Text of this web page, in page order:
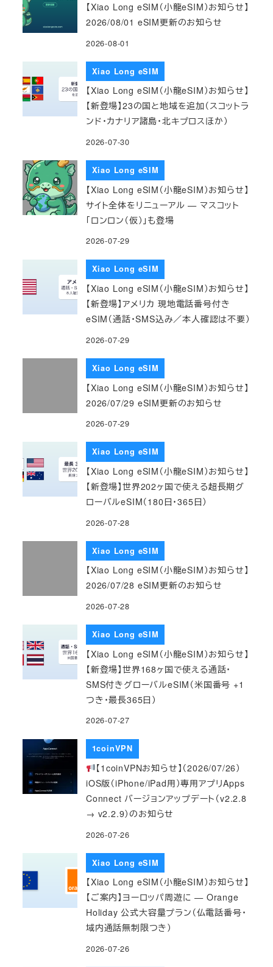
【Xiao Long eSIM（小龍eSIM）お知らせ】
2026/08/01 eSIM更新のお知らせ
2026-08-01
Xiao Long eSIM
【Xiao Long eSIM（小龍eSIM）お知らせ】
【新登場】23の国と地域を追加（スコットラ
ンド・カナリア諸島・北キプロスほか）
2026-07-30
Xiao Long eSIM
【Xiao Long eSIM（小龍eSIM）お知らせ】
サイト全体をリニューアル — マスコット
「ロンロン（仮）」も登場
2026-07-29
Xiao Long eSIM
【Xiao Long eSIM（小龍eSIM）お知らせ】
【新登場】アメリカ 現地電話番号付き
eSIM（通話・SMS込み／本人確認は不要）
2026-07-29
Xiao Long eSIM
【Xiao Long eSIM（小龍eSIM）お知らせ】
2026/07/29 eSIM更新のお知らせ
2026-07-29
Xiao Long eSIM
【Xiao Long eSIM（小龍eSIM）お知らせ】
【新登場】世界202ヶ国で使える超長期グ
ローバルeSIM（180日・365日）
2026-07-28
Xiao Long eSIM
【Xiao Long eSIM（小龍eSIM）お知らせ】
2026/07/28 eSIM更新のお知らせ
2026-07-28
Xiao Long eSIM
【Xiao Long eSIM（小龍eSIM）お知らせ】
【新登場】世界168ヶ国で使える通話・
SMS付きグローバルeSIM（米国番号 +1
つき・最長365日）
2026-07-27
1coinVPN
【1coinVPNお知らせ】（2026/07/26）
iOS版（iPhone/iPad用）専用アプリApps
Connect バージョンアップデート（v2.2.8
→ v2.2.9）のお知らせ
2026-07-26
Xiao Long eSIM
【Xiao Long eSIM（小龍eSIM）お知らせ】
【ご案内】ヨーロッパ周遊に — Orange
Holiday 公式大容量プラン（仏電話番号・
域内通話無制限つき）
2026-07-26